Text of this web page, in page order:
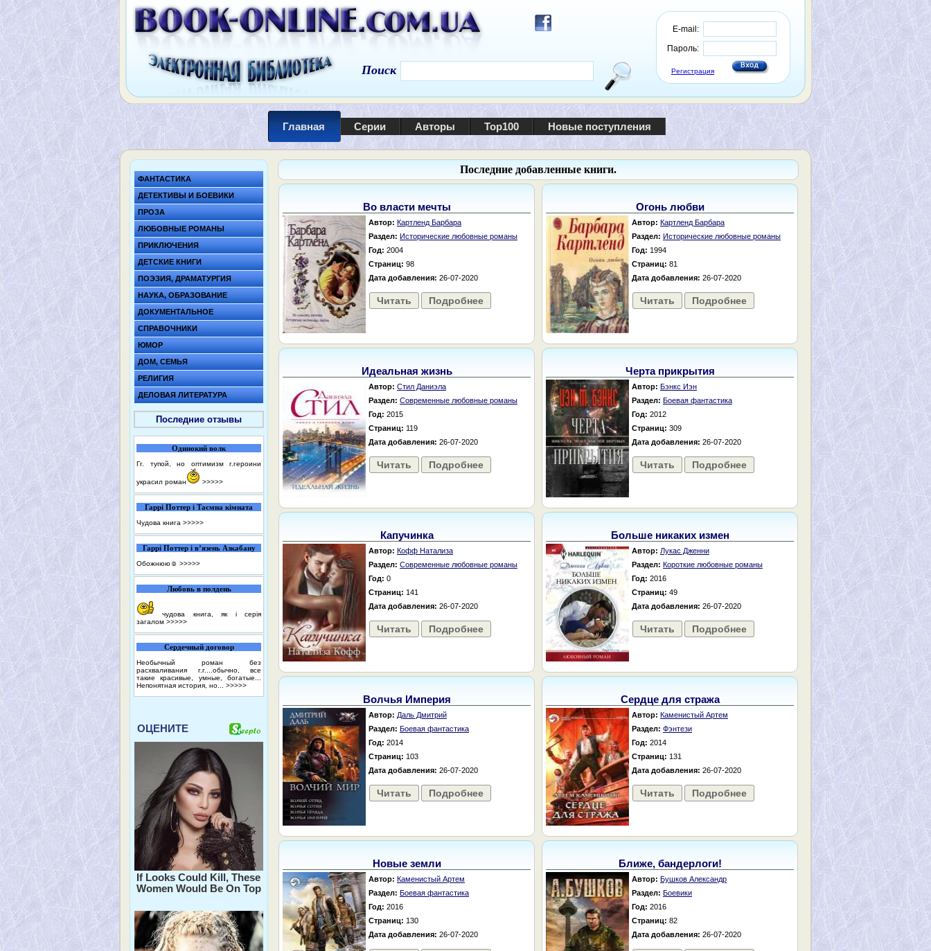
E-mail:
Пароль:
Регистрация
Поиск
Главная Серии Авторы Top100 Новые поступления
ФАНТАСТИКА
ДЕТЕКТИВЫ И БОЕВИКИ
ПРОЗА
ЛЮБОВНЫЕ РОМАНЫ
ПРИКЛЮЧЕНИЯ
ДЕТСКИЕ КНИГИ
ПОЭЗИЯ, ДРАМАТУРГИЯ
НАУКА, ОБРАЗОВАНИЕ
ДОКУМЕНТАЛЬНОЕ
СПРАВОЧНИКИ
ЮМОР
ДОМ, СЕМЬЯ
РЕЛИГИЯ
ДЕЛОВАЯ ЛИТЕРАТУРА
Последние отзывы
Одинокий волк
Гг. тупой, но оптимизм г.героини
украсил роман >>>>>
Гаррі Поттер і Таємна кімната
Чудова книга >>>>>
Гаррі Поттер і в’язень Азкабану
Обожнюю☺️ >>>>>
Любовь в полдень
чудова книга, як і серія
загалом >>>>>
Сердечный договор
Необычный роман без
расхваливания г.г....обычно, все
такие красивые, умные, богатые...
Непонятная история, но... >>>>>
ОЦЕНИТЕ
If Looks Could Kill, These
Women Would Be On Top
Последние добавленные книги.
Во власти мечты
Автор: Картленд Барбара
Раздел: Исторические любовные романы
Год: 2004
Страниц: 98
Дата добавления: 26-07-2020
Читать Подробнее
Огонь любви
Автор: Картленд Барбара
Раздел: Исторические любовные романы
Год: 1994
Страниц: 81
Дата добавления: 26-07-2020
Читать Подробнее
Идеальная жизнь
Автор: Стил Даниэла
Раздел: Современные любовные романы
Год: 2015
Страниц: 119
Дата добавления: 26-07-2020
Читать Подробнее
Черта прикрытия
Автор: Бэнкс Иэн
Раздел: Боевая фантастика
Год: 2012
Страниц: 309
Дата добавления: 26-07-2020
Читать Подробнее
Капучинка
Автор: Кофф Натализа
Раздел: Современные любовные романы
Год: 0
Страниц: 141
Дата добавления: 26-07-2020
Читать Подробнее
Больше никаких измен
Автор: Лукас Дженни
Раздел: Короткие любовные романы
Год: 2016
Страниц: 49
Дата добавления: 26-07-2020
Читать Подробнее
Волчья Империя
Автор: Даль Дмитрий
Раздел: Боевая фантастика
Год: 2014
Страниц: 103
Дата добавления: 26-07-2020
Читать Подробнее
Сердце для стража
Автор: Каменистый Артем
Раздел: Фэнтези
Год: 2014
Страниц: 131
Дата добавления: 26-07-2020
Читать Подробнее
Новые земли
Автор: Каменистый Артем
Раздел: Боевая фантастика
Год: 2016
Страниц: 130
Дата добавления: 26-07-2020
Ближе, бандерлоги!
Автор: Бушков Александр
Раздел: Боевики
Год: 2016
Страниц: 82
Дата добавления: 26-07-2020